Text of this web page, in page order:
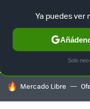
SELECCIÓN GAMING
HOY SE HABLA DE
Mercado Libre
Ya puedes ver
Solo